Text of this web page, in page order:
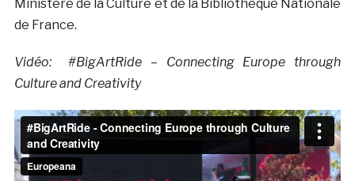
Ministère de la Culture et de la Bibliothèque Nationale
de France.
Vidéo: #BigArtRide – Connecting Europe through
Culture and Creativity